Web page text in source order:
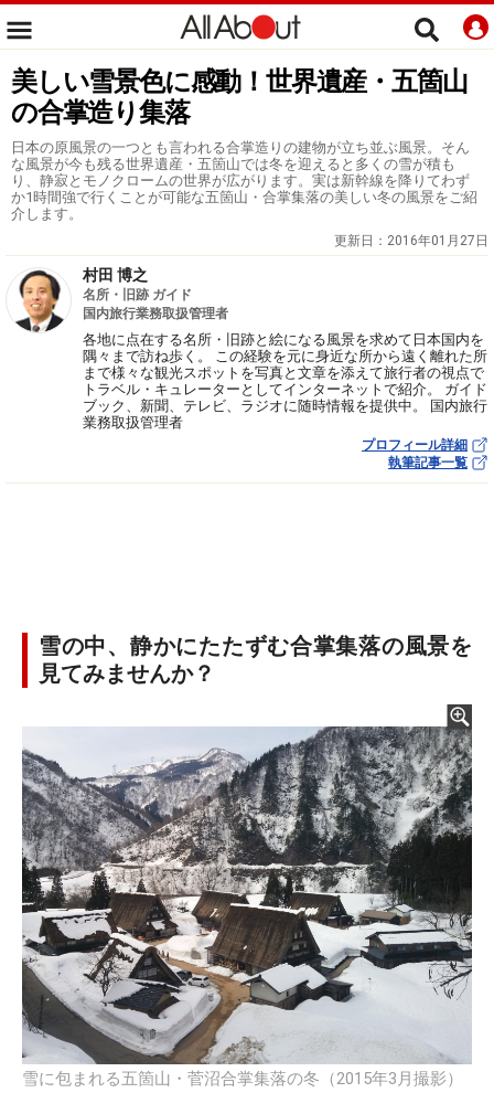
美しい雪景色に感動！世界遺産・五箇山
の合掌造り集落
日本の原風景の一つとも言われる合掌造りの建物が立ち並ぶ風景。そん
な風景が今も残る世界遺産・五箇山では冬を迎えると多くの雪が積も
り、静寂とモノクロームの世界が広がります。実は新幹線を降りてわず
か1時間強で行くことが可能な五箇山・合掌集落の美しい冬の風景をご紹
介します。
更新日： 2016年01月27日
村田 博之
名所・旧跡 ガイド
国内旅行業務取扱管理者
各地に点在する名所・旧跡と絵になる風景を求めて日本国内を
隅々まで訪ね歩く。 この経験を元に身近な所から遠く離れた所
まで様々な観光スポットを写真と文章を添えて旅行者の視点で
トラベル・キュレーターとしてインターネットで紹介。 ガイド
ブック、新聞、テレビ、ラジオに随時情報を提供中。 国内旅行
業務取扱管理者
プロフィール詳細
執筆記事一覧
雪の中、静かにたたずむ合掌集落の風景を
見てみませんか？
雪に包まれる五箇山・菅沼合掌集落の冬（2015年3月撮影）